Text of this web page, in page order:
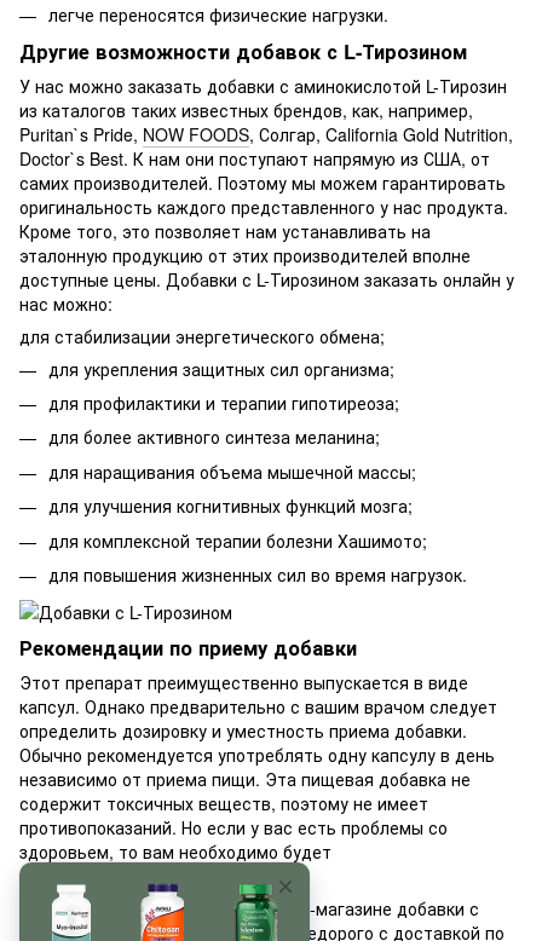
легче переносятся физические нагрузки.
Другие возможности добавок с L-Тирозином
У нас можно заказать добавки с аминокислотой L-Тирозин
из каталогов таких известных брендов, как, например,
Puritan`s Pride, NOW FOODS, Солгар, California Gold Nutrition,
Doctor`s Best. К нам они поступают напрямую из США, от
самих производителей. Поэтому мы можем гарантировать
оригинальность каждого представленного у нас продукта.
Кроме того, это позволяет нам устанавливать на
эталонную продукцию от этих производителей вполне
доступные цены. Добавки с L-Тирозином заказать онлайн у
нас можно:
для стабилизации энергетического обмена;
для укрепления защитных сил организма;
для профилактики и терапии гипотиреоза;
для более активного синтеза меланина;
для наращивания объема мышечной массы;
для улучшения когнитивных функций мозга;
для комплексной терапии болезни Хашимото;
для повышения жизненных сил во время нагрузок.
Рекомендации по приему добавки
Этот препарат преимущественно выпускается в виде
капсул. Однако предварительно с вашим врачом следует
определить дозировку и уместность приема добавки.
Обычно рекомендуется употреблять одну капсулу в день
независимо от приема пищи. Эта пищевая добавка не
содержит токсичных веществ, поэтому не имеет
противопоказаний. Но если у вас есть проблемы со
здоровьем, то вам необходимо будет
проконсультироваться с врачом.
Предлагаем вам в нашем интернет-магазине добавки с
аминокислотой L-Тирозин купить недорого с доставкой по